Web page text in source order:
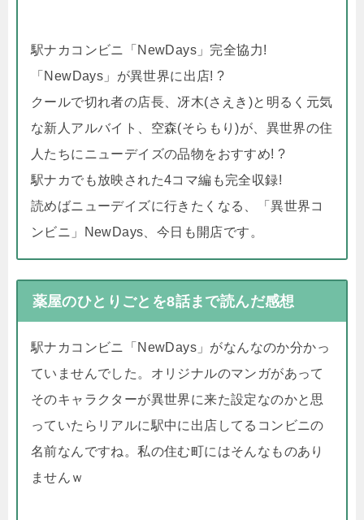
駅ナカコンビニ「NewDays」完全協力!
「NewDays」が異世界に出店! ?
クールで切れ者の店長、冴木(さえき)と明るく元気
な新人アルバイト、空森(そらもり)が、異世界の住
人たちにニューデイズの品物をおすすめ! ?
駅ナカでも放映された4コマ編も完全収録!
読めばニューデイズに行きたくなる、「異世界コ
ンビニ」NewDays、今日も開店です。
薬屋のひとりごとを8話まで読んだ感想
駅ナカコンビニ「NewDays」がなんなのか分かっ
ていませんでした。オリジナルのマンガがあって
そのキャラクターが異世界に来た設定なのかと思
っていたらリアルに駅中に出店してるコンビニの
名前なんですね。私の住む町にはそんなものあり
ませんｗ